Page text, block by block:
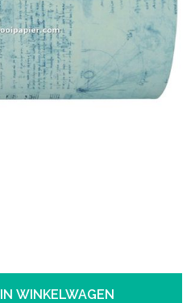
IN WINKELWAGEN